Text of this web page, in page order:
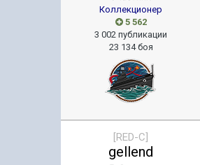
Коллекционер
5 562
3 002 публикации
23 134 боя
[RED-C]
gellend